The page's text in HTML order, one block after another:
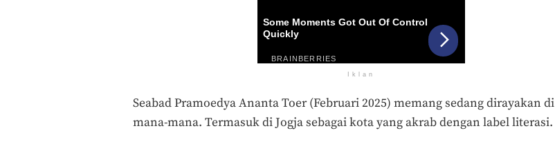
Iklan
Seabad Pramoedya Ananta Toer (Februari 2025) memang sedang dirayakan di
mana-mana. Termasuk di Jogja sebagai kota yang akrab dengan label literasi.